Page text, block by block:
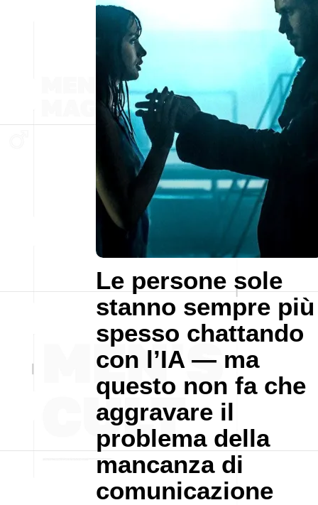
Le persone sole
stanno sempre più
spesso chattando
con l’IA — ma
questo non fa che
aggravare il
problema della
mancanza di
comunicazione